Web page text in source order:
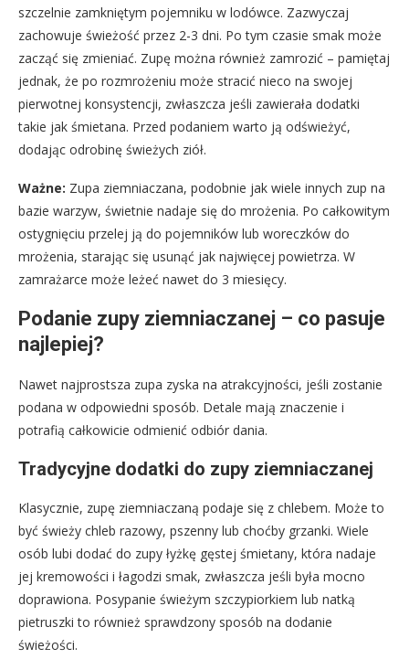
szczelnie zamkniętym pojemniku w lodówce. Zazwyczaj
zachowuje świeżość przez 2-3 dni. Po tym czasie smak może
zacząć się zmieniać. Zupę można również zamrozić – pamiętaj
jednak, że po rozmrożeniu może stracić nieco na swojej
pierwotnej konsystencji, zwłaszcza jeśli zawierała dodatki
takie jak śmietana. Przed podaniem warto ją odświeżyć,
dodając odrobinę świeżych ziół.
Ważne: Zupa ziemniaczana, podobnie jak wiele innych zup na
bazie warzyw, świetnie nadaje się do mrożenia. Po całkowitym
ostygnięciu przelej ją do pojemników lub woreczków do
mrożenia, starając się usunąć jak najwięcej powietrza. W
zamrażarce może leżeć nawet do 3 miesięcy.
Podanie zupy ziemniaczanej – co pasuje
najlepiej?
Nawet najprostsza zupa zyska na atrakcyjności, jeśli zostanie
podana w odpowiedni sposób. Detale mają znaczenie i
potrafią całkowicie odmienić odbiór dania.
Tradycyjne dodatki do zupy ziemniaczanej
Klasycznie, zupę ziemniaczaną podaje się z chlebem. Może to
być świeży chleb razowy, pszenny lub choćby grzanki. Wiele
osób lubi dodać do zupy łyżkę gęstej śmietany, która nadaje
jej kremowości i łagodzi smak, zwłaszcza jeśli była mocno
doprawiona. Posypanie świeżym szczypiorkiem lub natką
pietruszki to również sprawdzony sposób na dodanie
świeżości.